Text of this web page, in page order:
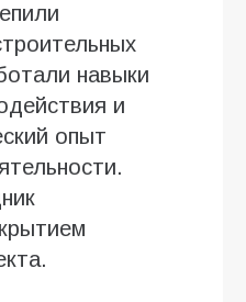
навыки
и
опыт